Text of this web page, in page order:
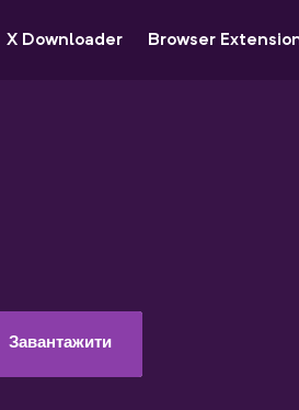
X Downloader Browser
Завантажити